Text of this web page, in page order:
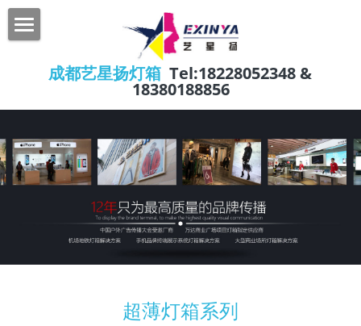
成都艺星扬灯箱 Tel:18228052348 &
18380188856
超薄灯箱系列
磁吸灯箱系列
背光源灯箱系列
水晶灯箱系列
新闻资讯
公司新闻
行业动态
经典案例
联系我们
超薄灯箱系列
博客分类
所有博客分类